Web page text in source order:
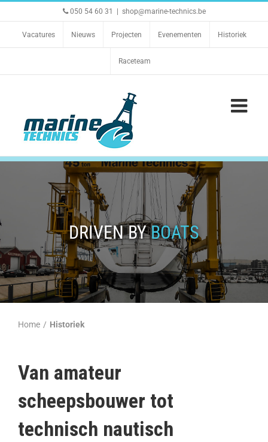
050 54 60 31 shop@marine-technics.be
Vacatures Nieuws Projecten Evenementen Historiek
Raceteam
DRIVEN BYBOATS
Home / Historiek
Van amateur
scheepsbouwer tot
technisch nautisch